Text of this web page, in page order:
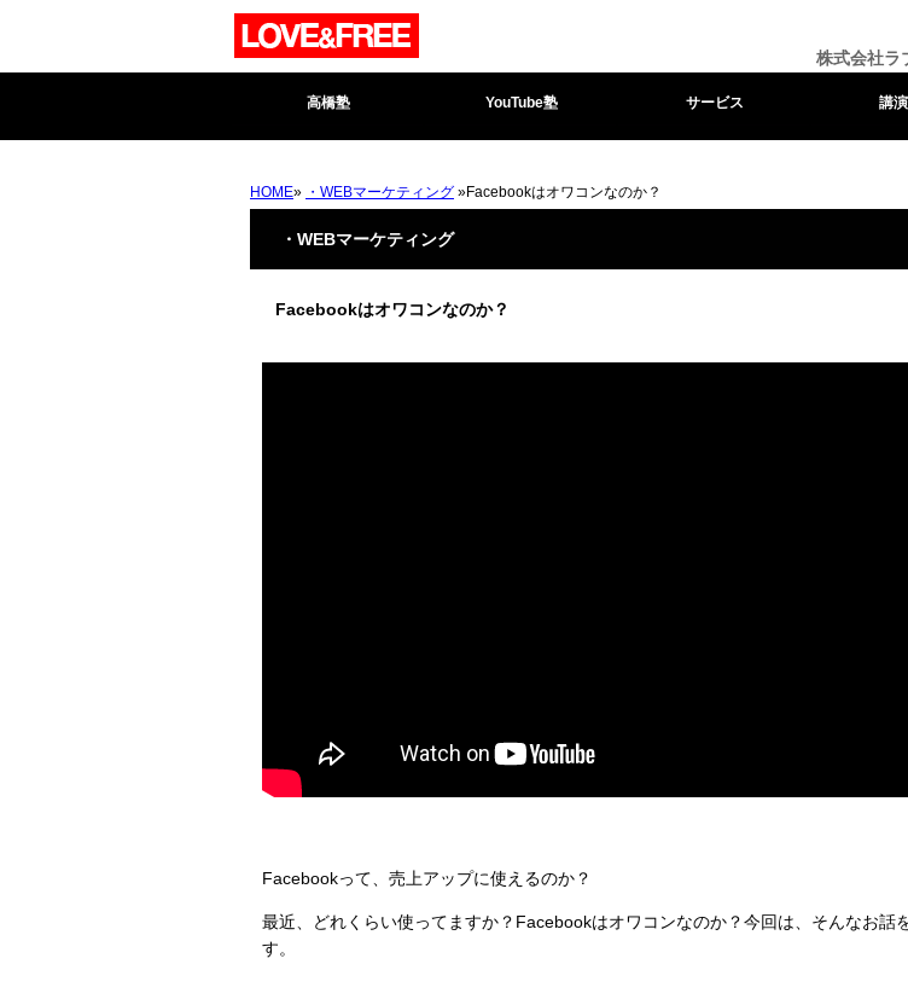
株式会社ラ
高橋塾 YouTube塾 サービス 講
HOME» ・WEBマーケティング »Facebookはオワコンなのか？
・WEBマーケティング
Facebookはオワコンなのか？
Facebookって、売上アップに使えるのか？
最近、どれくらい使ってますか？Facebookはオワコンなのか？今回は、そんなお話
す。